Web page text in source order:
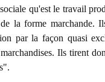
qu'est le travail
la forme marchande.
par la façon quasi
Ils tirent